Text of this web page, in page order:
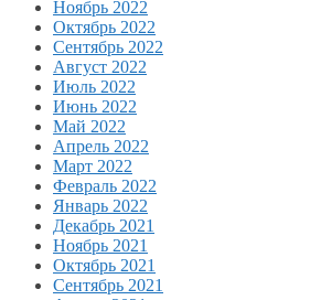
Ноябрь 2022
Октябрь 2022
Сентябрь 2022
Август 2022
Июль 2022
Июнь 2022
Май 2022
Апрель 2022
Март 2022
Февраль 2022
Январь 2022
Декабрь 2021
Ноябрь 2021
Октябрь 2021
Сентябрь 2021